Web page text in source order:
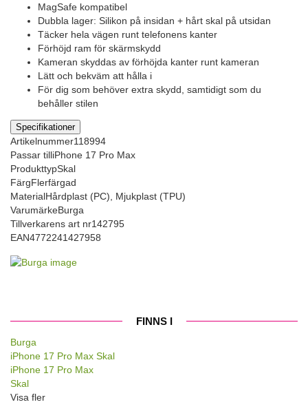
MagSafe kompatibel
Dubbla lager: Silikon på insidan + hårt skal på utsidan
Täcker hela vägen runt telefonens kanter
Förhöjd ram för skärmskydd
Kameran skyddas av förhöjda kanter runt kameran
Lätt och bekväm att hålla i
För dig som behöver extra skydd, samtidigt som du
behåller stilen
Specifikationer
Artikelnummer118994
Passar tilliPhone 17 Pro Max
ProdukttypSkal
FärgFlerfärgad
MaterialHårdplast (PC), Mjukplast (TPU)
VarumärkeBurga
Tillverkarens art nr142795
EAN4772241427958
FINNS I
Burga
iPhone 17 Pro Max Skal
iPhone 17 Pro Max
Skal
Visa fler